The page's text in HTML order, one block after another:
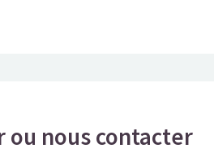
ou nous contacter